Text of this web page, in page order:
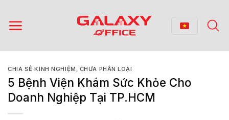
qua
nội
CHIA SẺ KINH NGHIỆM , CHƯA PHÂN LOẠI
5 Bệnh Viện Khám Sức Khỏe Cho
Doanh Nghiệp Tại TP.HCM